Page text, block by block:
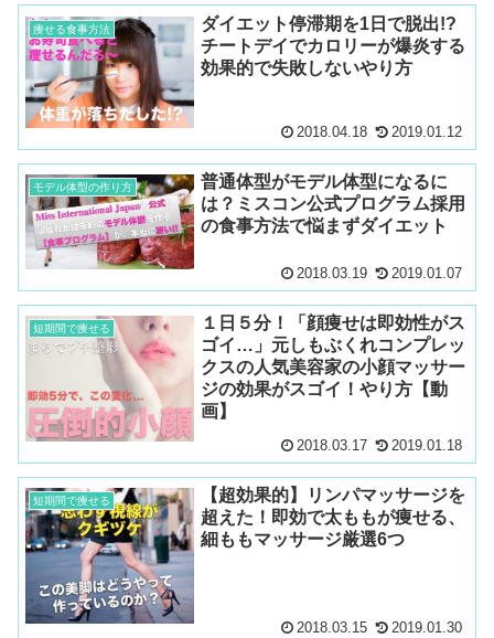
痩せる食事方法
ダイエット停滞期を1日で脱出!?
チートデイでカロリーが爆炎する
効果的で失敗しないやり方
2018.04.18 2019.01.12
モデル体型の作り方
普通体型がモデル体型になるに
は？ミスコン公式プログラム採用
の食事方法で悩まずダイエット
2018.03.19 2019.01.07
短期間で痩せる
１日５分！「顔痩せは即効性がス
ゴイ…」元しもぶくれコンプレッ
クスの人気美容家の小顔マッサー
ジの効果がスゴイ！やり方【動
画】
2018.03.17 2019.01.18
短期間で痩せる
【超効果的】リンパマッサージを
超えた！即効で太ももが痩せる、
細ももマッサージ厳選6つ
2018.03.15 2019.01.30